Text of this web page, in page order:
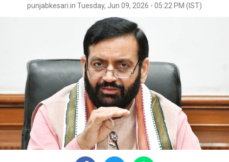
punjabkesari.in Tuesday, Jun 09, 2026 - 05:22 PM (IST)